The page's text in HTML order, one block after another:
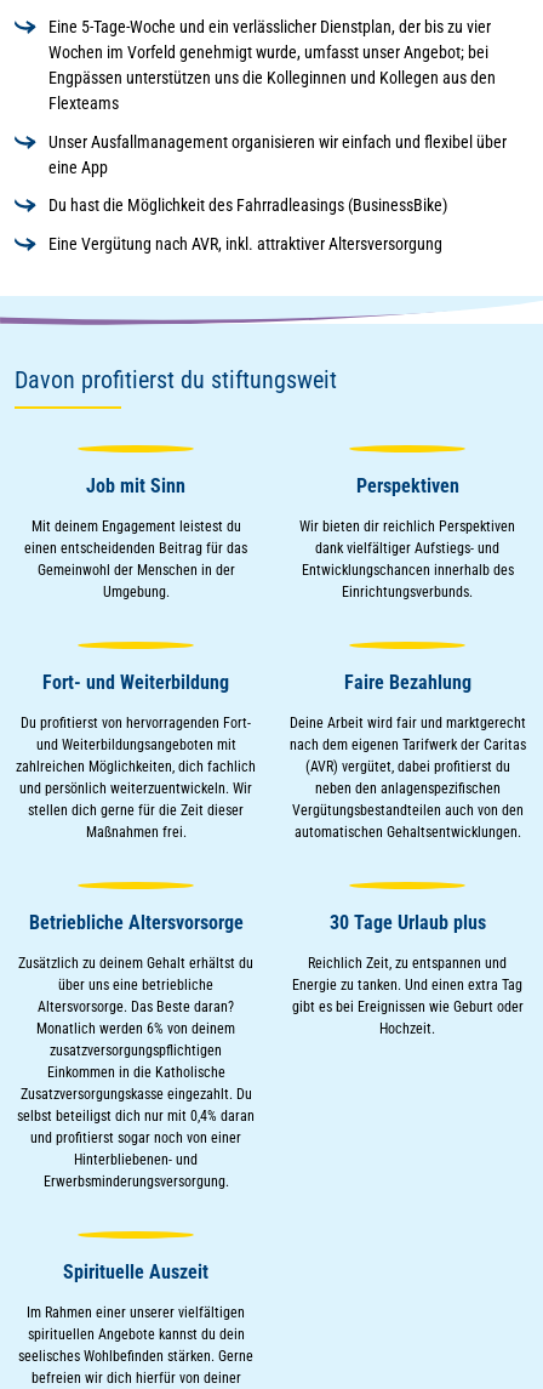
Eine 5-Tage-Woche und ein verlässlicher Dienstplan, der bis zu vier
Wochen im Vorfeld genehmigt wurde, umfasst unser Angebot; bei
Engpässen unterstützen uns die Kolleginnen und Kollegen aus den
Flexteams
Unser Ausfallmanagement organisieren wir einfach und flexibel über
eine App
Du hast die Möglichkeit des Fahrradleasings (BusinessBike)
Eine Vergütung nach AVR, inkl. attraktiver Altersversorgung
Davon profitierst du stiftungsweit
Job mit Sinn
Mit deinem Engagement leistest du
einen entscheidenden Beitrag für das
Gemeinwohl der Menschen in der
Umgebung.
Perspektiven
Wir bieten dir reichlich Perspektiven
dank vielfältiger Aufstiegs- und
Entwicklungschancen innerhalb des
Einrichtungsverbunds.
Fort- und Weiterbildung
Du profitierst von hervorragenden Fort-
und Weiterbildungsangeboten mit
zahlreichen Möglichkeiten, dich fachlich
und persönlich weiterzuentwickeln. Wir
stellen dich gerne für die Zeit dieser
Maßnahmen frei.
Faire Bezahlung
Deine Arbeit wird fair und marktgerecht
nach dem eigenen Tarifwerk der Caritas
(AVR) vergütet, dabei profitierst du
neben den anlagenspezifischen
Vergütungsbestandteilen auch von den
automatischen Gehaltsentwicklungen.
Betriebliche Altersvorsorge
Zusätzlich zu deinem Gehalt erhältst du
über uns eine betriebliche
Altersvorsorge. Das Beste daran?
Monatlich werden 6% von deinem
zusatzversorgungspflichtigen
Einkommen in die Katholische
Zusatzversorgungskasse eingezahlt. Du
selbst beteiligst dich nur mit 0,4% daran
und profitierst sogar noch von einer
Hinterbliebenen- und
Erwerbsminderungsversorgung.
30 Tage Urlaub plus
Reichlich Zeit, zu entspannen und
Energie zu tanken. Und einen extra Tag
gibt es bei Ereignissen wie Geburt oder
Hochzeit.
Spirituelle Auszeit
Im Rahmen einer unserer vielfältigen
spirituellen Angebote kannst du dein
seelisches Wohlbefinden stärken. Gerne
befreien wir dich hierfür von deiner